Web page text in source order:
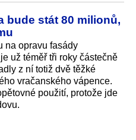
bude stát 80 milionů,
na opravu fasády
už téměř tři roky částečně
z ní totiž dvě těžké
vračanského vápence.
použití, protože jde